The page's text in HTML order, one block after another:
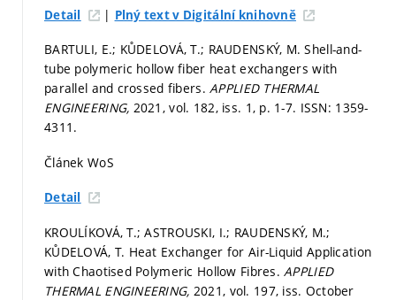
Detail | Plný text v Digitální knihovně
BARTULI, E.; KŮDELOVÁ, T.; RAUDENSKÝ, M. Shell-and-
tube polymeric hollow fiber heat exchangers with
parallel and crossed fibers.APPLIED THERMAL
ENGINEERING, 2021, vol. 182, iss. 1, p. 1-7. ISSN: 1359-
4311.
Článek WoS
Detail
KROULÍKOVÁ, T.; ASTROUSKI, I.; RAUDENSKÝ, M.;
KŮDELOVÁ, T. Heat Exchanger for Air-Liquid Application
with Chaotised Polymeric Hollow Fibres.APPLIED
THERMAL ENGINEERING, 2021, vol. 197, iss. October